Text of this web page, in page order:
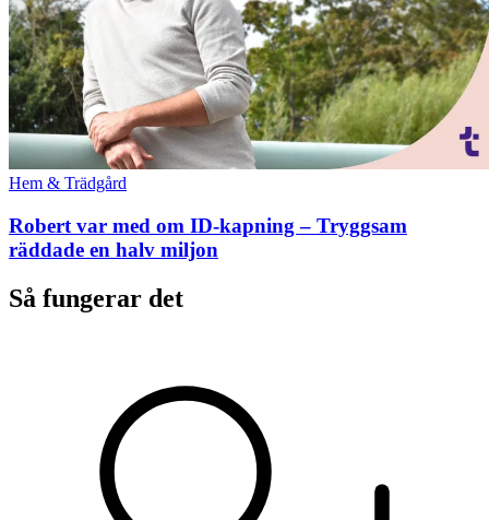
Hem & Trädgård
Robert var med om ID-kapning – Tryggsam
räddade en halv miljon
Så fungerar det